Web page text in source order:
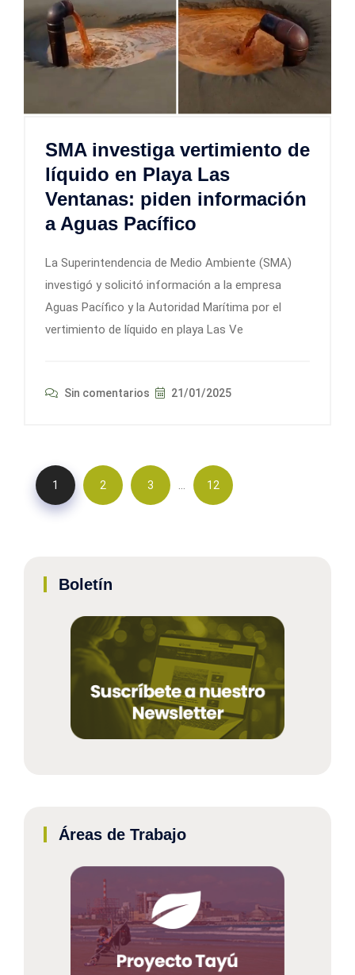
SMA investiga vertimiento de
líquido en Playa Las
Ventanas: piden información
a Aguas Pacífico
La Superintendencia de Medio Ambiente (SMA)
investigó y solicitó información a la empresa
Aguas Pacífico y la Autoridad Marítima por el
vertimiento de líquido en playa Las Ve
Sin comentarios 21/01/2025
1 2 3 … 12
Boletín
Áreas de Trabajo